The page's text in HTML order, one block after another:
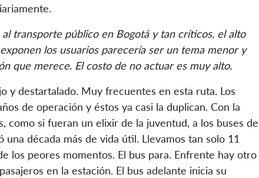
transporte público en Bogotá y tan críticos, el alto
los usuarios parecería ser un tema menor y
que merece. El costo de no actuar es muy alto.
y destartalado. Muy frecuentes en esta ruta. Los
de operación y éstos ya casi la duplican. Con la
como si fueran un elixir de la juventud, a los buses de
una década más de vida útil. Llevamos tan solo 11
los peores momentos. El bus para. Enfrente hay otro
en la estación. El bus adelante inicia su